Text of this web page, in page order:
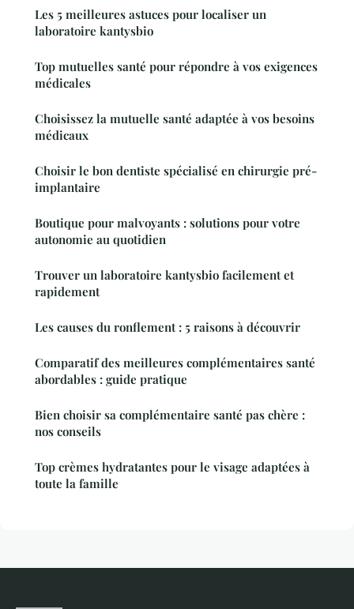
Les 5 meilleures astuces pour localiser un
laboratoire kantysbio
Top mutuelles santé pour répondre à vos exigences
médicales
Choisissez la mutuelle santé adaptée à vos besoins
médicaux
Choisir le bon dentiste spécialisé en chirurgie pré-
implantaire
Boutique pour malvoyants : solutions pour votre
autonomie au quotidien
Trouver un laboratoire kantysbio facilement et
rapidement
Les causes du ronflement : 5 raisons à découvrir
Comparatif des meilleures complémentaires santé
abordables : guide pratique
Bien choisir sa complémentaire santé pas chère :
nos conseils
Top crèmes hydratantes pour le visage adaptées à
toute la famille